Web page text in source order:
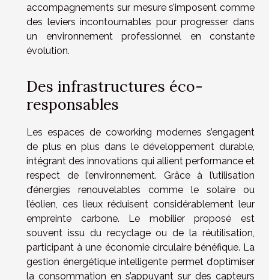
accompagnements sur mesure s’imposent comme
des leviers incontournables pour progresser dans
un environnement professionnel en constante
évolution.
Des infrastructures éco-
responsables
Les espaces de coworking modernes s’engagent
de plus en plus dans le développement durable,
intégrant des innovations qui allient performance et
respect de l’environnement. Grâce à l’utilisation
d’énergies renouvelables comme le solaire ou
l’éolien, ces lieux réduisent considérablement leur
empreinte carbone. Le mobilier proposé est
souvent issu du recyclage ou de la réutilisation,
participant à une économie circulaire bénéfique. La
gestion énergétique intelligente permet d’optimiser
la consommation en s’appuyant sur des capteurs